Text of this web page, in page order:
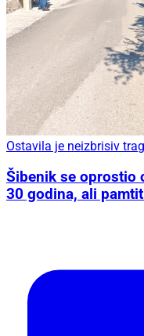
Ostavila je neizbrisiv trag
Šibenik se oprostio
30 godina, ali